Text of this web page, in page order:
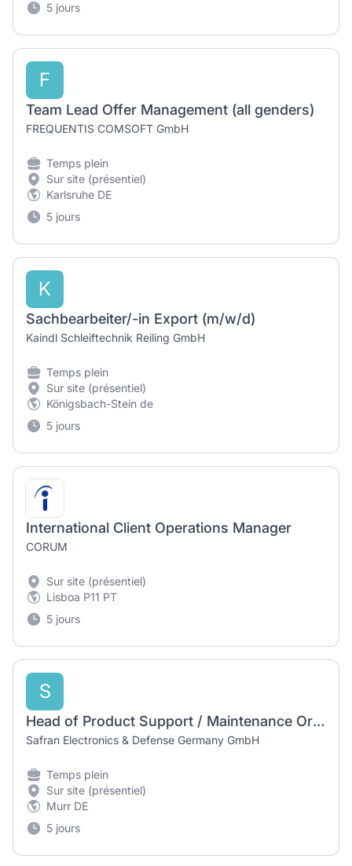
5 jours
F
Team Lead Offer Management (all genders)
FREQUENTIS COMSOFT GmbH
Temps plein
Sur site (présentiel)
Karlsruhe DE
5 jours
K
Sachbearbeiter/-in Export (m/w/d)
Kaindl Schleiftechnik Reiling GmbH
Temps plein
Sur site (présentiel)
Königsbach-Stein de
5 jours
International Client Operations Manager
CORUM
Sur site (présentiel)
Lisboa P11 PT
5 jours
S
Head of Product Support / Maintenance Organisation (m/w/d)
Safran Electronics & Defense Germany GmbH
Temps plein
Sur site (présentiel)
Murr DE
5 jours